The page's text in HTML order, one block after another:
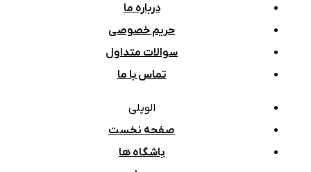
درباره ما
حریم خصوصی
سوالات متداول
تماس با ما
الوپلی
صفحه نخست
باشگاه ها